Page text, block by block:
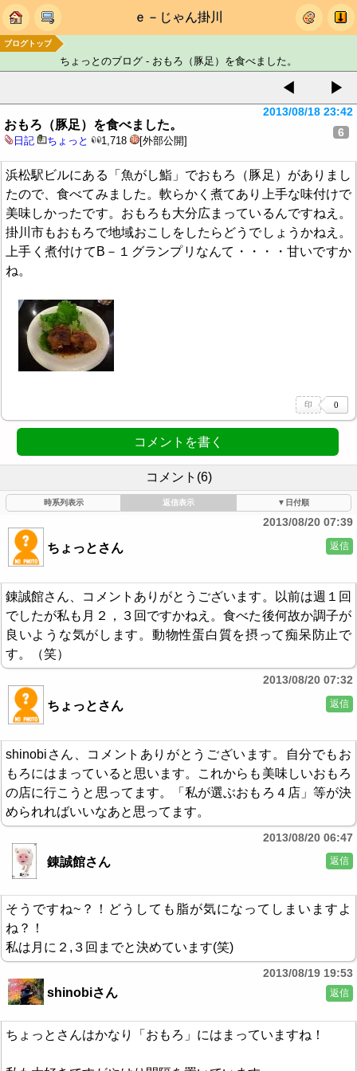
ｅ－じゃん掛川
ブログトップ
ちょっとのブログ - おもろ（豚足）を食べました。
◀ ▶
おもろ（豚足）を食べました。
日記 ちょっと 1,718 [外部公開]
2013/08/18 23:42
6
浜松駅ビルにある「魚がし鮨」でおもろ（豚足）がありまし
たので、食べてみました。軟らかく煮てあり上手な味付けで
美味しかったです。おもろも大分広まっているんですねえ。
掛川市もおもろで地域おこしをしたらどうでしょうかねえ。
上手く煮付けてB－１グランプリなんて・・・・甘いですか
ね。
コメントを書く
コメント(6)
時系列表示 返信表示 ▼日付順
ちょっとさん
2013/08/20 07:39
返信
錬誠館さん、コメントありがとうございます。以前は週１回
でしたが私も月２，３回ですかねえ。食べた後何故か調子が
良いような気がします。動物性蛋白質を摂って痴呆防止で
す。（笑）
ちょっとさん
2013/08/20 07:32
返信
shinobiさん、コメントありがとうございます。自分でもお
もろにはまっていると思います。これからも美味しいおもろ
の店に行こうと思ってます。「私が選ぶおもろ４店」等が決
められればいいなあと思ってます。
錬誠館さん
2013/08/20 06:47
返信
そうですね~？！どうしても脂が気になってしまいますよ
ね？！
私は月に２,３回までと決めています(笑)
shinobiさん
2013/08/19 19:53
返信
ちょっとさんはかなり「おもろ」にはまっていますね！